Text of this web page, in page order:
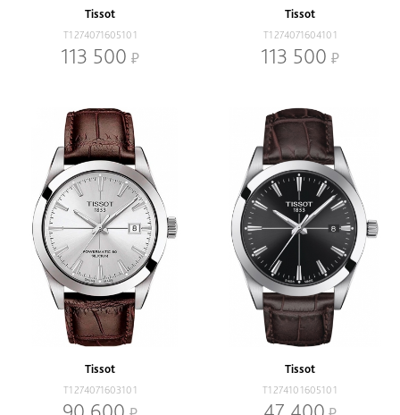
Tissot
T1274071605101
113 500
Tissot
T1274071604101
113 500
Tissot
T1274071603101
Tissot
T1274101605101